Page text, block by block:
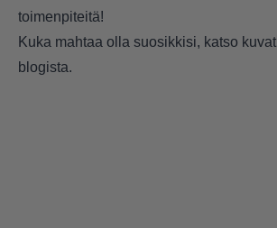
toimenpiteitä!
Kuka mahtaa olla suosikkisi, katso kuvat
blogista.